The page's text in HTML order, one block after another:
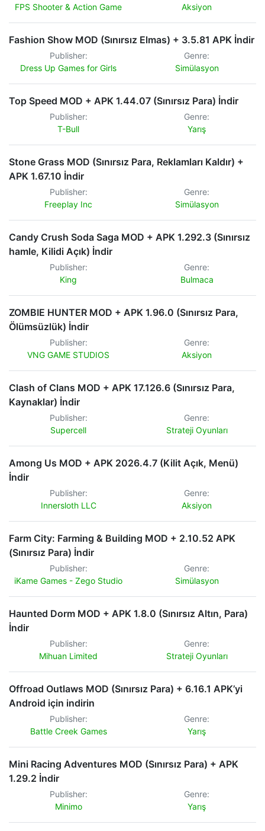
FPS Shooter & Action Game
Aksiyon
Fashion Show MOD (Sınırsız Elmas) + 3.5.81 APK İndir
Publisher:
Dress Up Games for Girls
Genre:
Simülasyon
Top Speed MOD + APK 1.44.07 (Sınırsız Para) İndir
Publisher:
T-Bull
Genre:
Yarış
Stone Grass MOD (Sınırsız Para, Reklamları Kaldır) +
APK 1.67.10 İndir
Publisher:
Freeplay Inc
Genre:
Simülasyon
Candy Crush Soda Saga MOD + APK 1.292.3 (Sınırsız
hamle, Kilidi Açık) İndir
Publisher:
King
Genre:
Bulmaca
ZOMBIE HUNTER MOD + APK 1.96.0 (Sınırsız Para,
Ölümsüzlük) İndir
Publisher:
VNG GAME STUDIOS
Genre:
Aksiyon
Clash of Clans MOD + APK 17.126.6 (Sınırsız Para,
Kaynaklar) İndir
Publisher:
Supercell
Genre:
Strateji Oyunları
Among Us MOD + APK 2026.4.7 (Kilit Açık, Menü)
İndir
Publisher:
Innersloth LLC
Genre:
Aksiyon
Farm City: Farming & Building MOD + 2.10.52 APK
(Sınırsız Para) İndir
Publisher:
iKame Games - Zego Studio
Genre:
Simülasyon
Haunted Dorm MOD + APK 1.8.0 (Sınırsız Altın, Para)
İndir
Publisher:
Mihuan Limited
Genre:
Strateji Oyunları
Offroad Outlaws MOD (Sınırsız Para) + 6.16.1 APK’yi
Android için indirin
Publisher:
Battle Creek Games
Genre:
Yarış
Mini Racing Adventures MOD (Sınırsız Para) + APK
1.29.2 İndir
Publisher:
Minimo
Genre:
Yarış